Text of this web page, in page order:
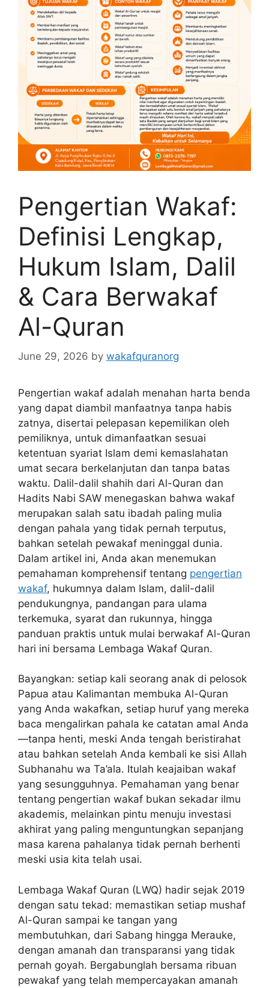
Pengertian Wakaf:
Definisi Lengkap,
Hukum Islam, Dalil
& Cara Berwakaf
Al-Quran
June 29, 2026 by wakafquranorg
Pengertian wakaf adalah menahan harta benda
yang dapat diambil manfaatnya tanpa habis
zatnya, disertai pelepasan kepemilikan oleh
pemiliknya, untuk dimanfaatkan sesuai
ketentuan syariat Islam demi kemaslahatan
umat secara berkelanjutan dan tanpa batas
waktu. Dalil-dalil shahih dari Al-Quran dan
Hadits Nabi SAW menegaskan bahwa wakaf
merupakan salah satu ibadah paling mulia
dengan pahala yang tidak pernah terputus,
bahkan setelah pewakaf meninggal dunia.
Dalam artikel ini, Anda akan menemukan
pemahaman komprehensif tentang pengertian
wakaf, hukumnya dalam Islam, dalil-dalil
pendukungnya, pandangan para ulama
terkemuka, syarat dan rukunnya, hingga
panduan praktis untuk mulai berwakaf Al-Quran
hari ini bersama Lembaga Wakaf Quran.
Bayangkan: setiap kali seorang anak di pelosok
Papua atau Kalimantan membuka Al-Quran
yang Anda wakafkan, setiap huruf yang mereka
baca mengalirkan pahala ke catatan amal Anda
—tanpa henti, meski Anda tengah beristirahat
atau bahkan setelah Anda kembali ke sisi Allah
Subhanahu wa Ta’ala. Itulah keajaiban wakaf
yang sesungguhnya. Pemahaman yang benar
tentang pengertian wakaf bukan sekadar ilmu
akademis, melainkan pintu menuju investasi
akhirat yang paling menguntungkan sepanjang
masa karena pahalanya tidak pernah berhenti
meski usia kita telah usai.
Lembaga Wakaf Quran (LWQ) hadir sejak 2019
dengan satu tekad: memastikan setiap mushaf
Al-Quran sampai ke tangan yang
membutuhkan, dari Sabang hingga Merauke,
dengan amanah dan transparansi yang tidak
pernah goyah. Bergabunglah bersama ribuan
pewakaf yang telah mempercayakan amanah